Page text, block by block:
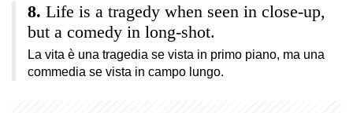
Life is a tragedy when seen in close-up,
but a comedy in long-shot.
La vita è una tragedia se vista in primo piano, ma una
commedia se vista in campo lungo.